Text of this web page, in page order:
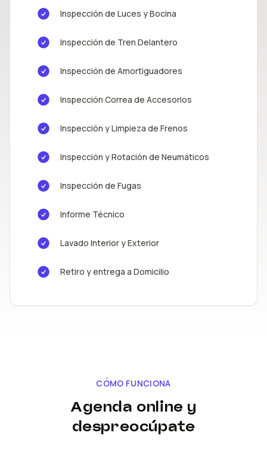
Inspección de Luces y Bocina
Inspección de Tren Delantero
Inspección de Amortiguadores
Inspección Correa de Accesorios
Inspección y Limpieza de Frenos
Inspección y Rotación de Neumáticos
Inspección de Fugas
Informe Técnico
Lavado Interior y Exterior
Retiro y entrega a Domicilio
CÓMO FUNCIONA
Agenda online y
despreocúpate